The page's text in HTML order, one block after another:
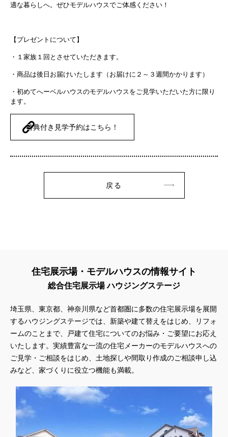
適な暮らしへ。ぜひモデルハウスでご体感ください！
【プレゼントについて】
・１家族１回とさせていただきます。
・商品は後日お届けいたします（お届けに２～３週間かかります）
・初めてへーベルハウスのモデルハウスをご見学いただいた方に限り
ます。
特典付き見学予約はこちら！
戻る
住宅展示場・モデルハウスの情報サイト
総合住宅展示場 ハウジングステージ
埼玉県、東京都、神奈川県など首都圏に多数の住宅展示場を展開
するハウジングステージでは、新築や建て替えをはじめ、リフォ
ームのことまで、戸建て住宅についてのお悩み・ご要望にお応え
いたします。実績豊富な一流の住宅メーカーのモデルハウスへの
ご見学・ご相談をはじめ、土地探しや間取り作成のご相談申し込
みなど、家づくりに役立つ機能も満載。